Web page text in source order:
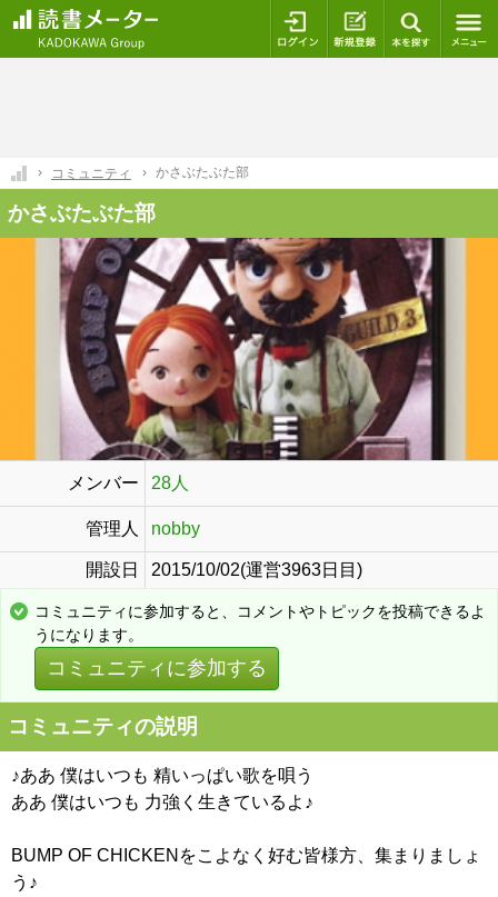
ログイン 新規登録
コミュニティ かさぶたぶた部
かさぶたぶた部
メンバー 28人
管理人 nobby
開設日 2015/10/02(運営3963日目)
コミュニティに参加すると、コメントやトピックを投稿できるよ
うになります。
コミュニティに参加する
コミュニティの説明
♪ああ 僕はいつも 精いっぱい歌を唄う
ああ 僕はいつも 力強く生きているよ♪
BUMP OF CHICKENをこよなく好む皆様方、集まりましょ
う♪